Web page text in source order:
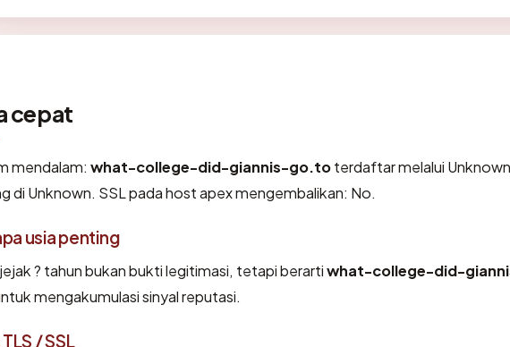
cepat
mendalam: what-college-did-giannis-go.toterdaftar melalui
di Unknown. SSL pada host apex mengembalikan: No.
usia penting
? tahun bukan bukti legitimasi, tetapi berartiwhat-college-did-
mengakumulasi sinyal reputasi.
/ SSL